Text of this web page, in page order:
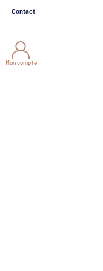
Contact
Mon compte